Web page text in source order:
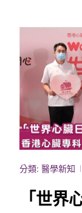
分類: 醫學新知
「世